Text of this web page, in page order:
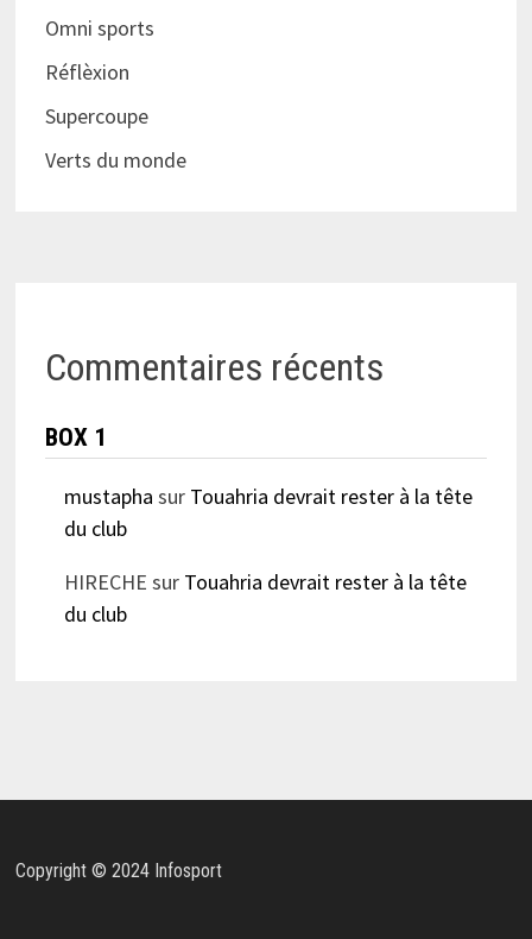
Omni sports
Réflèxion
Supercoupe
Verts du monde
Commentaires récents
BOX 1
mustapha sur Touahria devrait rester à la tête
du club
HIRECHE sur Touahria devrait rester à la tête
du club
Copyright © 2024 Infosport